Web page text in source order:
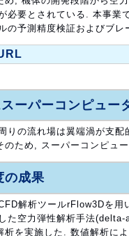
必要とされている. 本事業
の予測精度検証およびブレ
ーパーコンピュー
りの流れ場は翼端渦が支
のため, スーパーコンピュ
の成果
解析ツールrFlow3Dを
た空力弾性解析手法
析を実施した. 数値解析に